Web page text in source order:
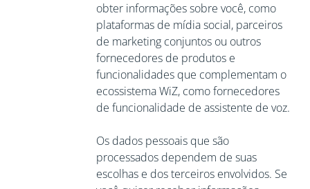
obter informações sobre você, como
plataformas de mídia social, parceiros
de marketing conjuntos ou outros
fornecedores de produtos e
funcionalidades que complementam o
ecossistema WiZ, como fornecedores
de funcionalidade de assistente de voz.
Os dados pessoais que são
processados dependem de suas
escolhas e dos terceiros envolvidos. Se